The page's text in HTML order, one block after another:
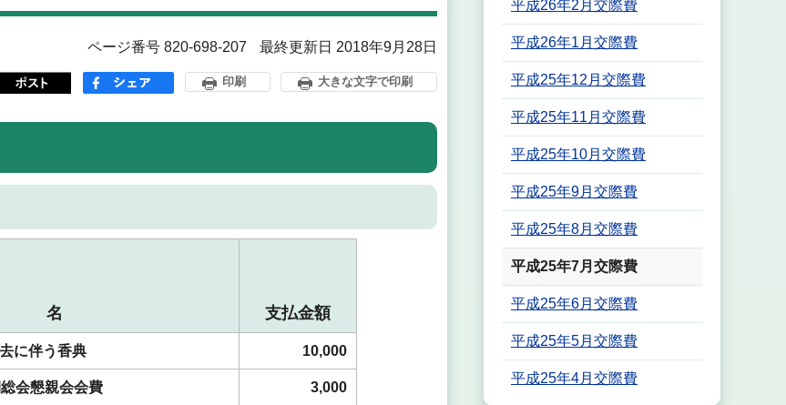
ページ番号 820-698-207 最終更新日 2018年9月28日
印刷 大きな文字で印刷
名 支払金額
に伴う香典 10,000
会懇親会会費 3,000
平成26年2月交際費
平成26年1月交際費
平成25年12月交際費
平成25年11月交際費
平成25年10月交際費
平成25年9月交際費
平成25年8月交際費
平成25年7月交際費
平成25年6月交際費
平成25年5月交際費
平成25年4月交際費